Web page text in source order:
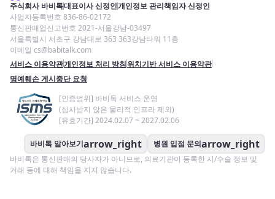
주식회사 바비톡대표이사 신정인개인정보 관리책임자 신정인
사업자등록번호 836-86-02172
통신판매업신고번호 2021-서울강남-03497
서울특별시 서초구 강남대로 363 363강남타워 11층
이메일 cs@babitalk.com
서비스 이용약관개인정보 처리 방침위치기반 서비스 이용약관
명예훼손 게시중단 요청
[인증범위] 바비톡 서비스 운영
(심사받지 않은 물리적 인프라 제외)
[유효기간] 2024.02.07 ~ 2027.02.06
바비톡 알아보기arrow_right 병원 입점 문의arrow_right
바비톡은 통신판매의 당사자가 아니므로, 의료기관이 등록한 시/수술 정보 및
거래 등에 대해 책임을 지지 않습니다.